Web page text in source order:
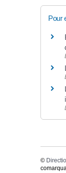
Pour
©